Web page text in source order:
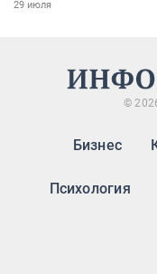
29 июля
©
Бизнес
Психология